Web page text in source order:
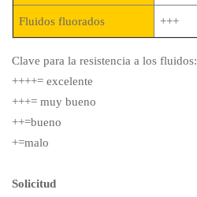
Fluidos fluorados +++
Clave para la resistencia a los fluidos:
++++= excelente
+++= muy bueno
++=bueno
+=malo
Solicitud